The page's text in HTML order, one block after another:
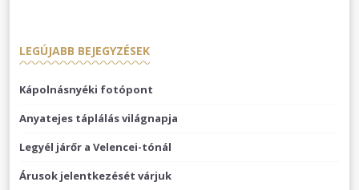
LEGÚJABB BEJEGYZÉSEK
Kápolnásnyéki fotópont
Anyatejes táplálás világnapja
Legyél járőr a Velencei-tónál
Árusok jelentkezését várjuk